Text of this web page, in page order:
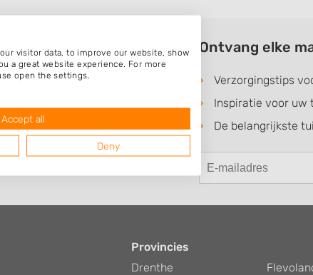
Ontvang elke
Verzorgingstips
Inspiratie voor uw
De belangrijkste
Provincies
Drenthe
visitor data, to improve our website, show
a great website experience. For more
open the settings.
Accept all
Deny